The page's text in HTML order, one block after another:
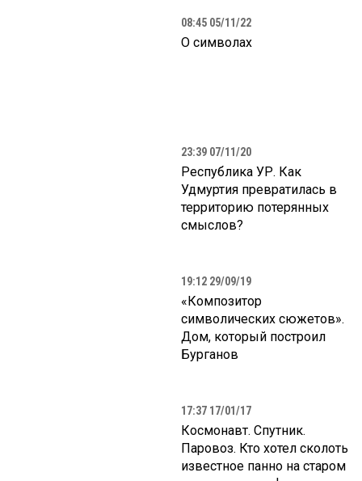
08:45 05/11/22
О символах
23:39 07/11/20
Республика УР. Как
Удмуртия превратилась в
территорию потерянных
смыслов?
19:12 29/09/19
«Композитор
символических сюжетов».
Дом, который построил
Бурганов
17:37 17/01/17
Космонавт. Спутник.
Паровоз. Кто хотел сколоть
известное панно на старом